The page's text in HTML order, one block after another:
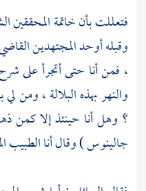
فتعللت بأن خاتمة المحققين
وقبله أوحد المجتهدين
، فمن أنا حتى أتجرأ على
والنهر بهذه البلالة ، ومن لي
؟ وهل أنا حينئذ إلا كمن
جالينوس) وقال أنا الطبيب